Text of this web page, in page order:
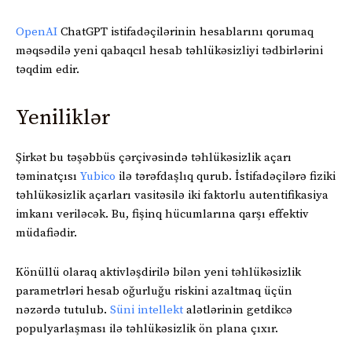
OpenAI ChatGPT istifadəçilərinin hesablarını qorumaq
məqsədilə yeni qabaqcıl hesab təhlükəsizliyi tədbirlərini
təqdim edir.
Yeniliklər
Şirkət bu təşəbbüs çərçivəsində təhlükəsizlik açarı
təminatçısı Yubico ilə tərəfdaşlıq qurub. İstifadəçilərə fiziki
təhlükəsizlik açarları vasitəsilə iki faktorlu autentifikasiya
imkanı veriləcək. Bu, fişinq hücumlarına qarşı effektiv
müdafiədir.
Könüllü olaraq aktivləşdirilə bilən yeni təhlükəsizlik
parametrləri hesab oğurluğu riskini azaltmaq üçün
nəzərdə tutulub. Süni intellekt alətlərinin getdikcə
populyarlaşması ilə təhlükəsizlik ön plana çıxır.